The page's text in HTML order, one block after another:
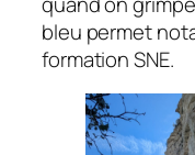
bleu permet
formation SNE.